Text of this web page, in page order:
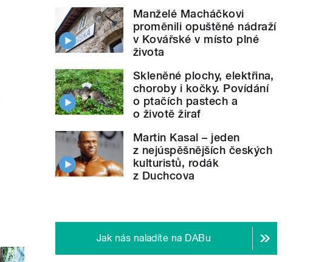
Manželé Macháčkovi
proměnili opuštěné nádraží
v Kovářské v místo plné
života
Skleněné plochy, elektřina,
choroby i kočky. Povídání
o ptačích pastech a
o životě žiraf
Martin Kasal – jeden
z nejúspěšnějších českých
kulturistů, rodák
z Duchcova
Jak nás naladíte na DABu